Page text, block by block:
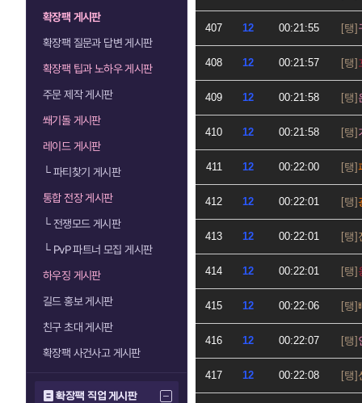
확장팩 게시판
확장팩 질문과 답변 게시판
확장팩 팁과 노하우 게시판
주문 제작 게시판
쐐기돌 게시판
레이드 게시판
└파티찾기 게시판
통합 전장 게시판
└전쟁모드 게시판
└PvP 파트너 모집 게시판
하우징 게시판
길드 홍보 게시판
친구 초대 게시판
확장팩 사건사고 게시판
확장팩 직업 게시판
407 12 00:21:55
408 12 00:21:57
409 12 00:21:58
410 12 00:21:58
411 12 00:22:00
412 12 00:22:01
413 12 00:22:01
414 12 00:22:01
415 12 00:22:06
416 12 00:22:07
417 12 00:22:08